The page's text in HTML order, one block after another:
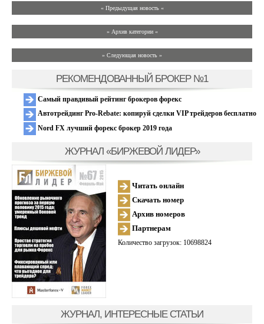
« Предыдущая новость «
» Архив категории «
» Следующая новость »
РЕКОМЕНДОВАННЫЙ БРОКЕР №1
Самый правдивый рейтинг брокеров форекс
Автотрейдинг Pro-Rebate: копируй сделки VIP трейдеров бесплатно
Nord FX лучший форекс брокер 2019 года
ЖУРНАЛ «БИРЖЕВОЙ ЛИДЕР»
Читать онлайн
Скачать номер
Архив номеров
Партнерам
Количество загрузок: 10698824
ЖУРНАЛ, ИНТЕРЕСНЫЕ СТАТЬИ